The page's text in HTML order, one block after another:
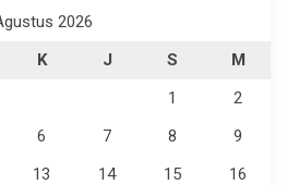
2026
K J S
M
1
2
6 7 8
9
13 14 15
16